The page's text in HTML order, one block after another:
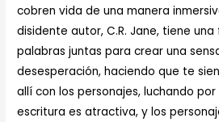
cobren vida de una manera
disidente autor, C.R. Jane, tiene
palabras juntas para crear una
desesperación, haciendo que te
allí con los personajes, luchando por
escritura es atractiva, y los